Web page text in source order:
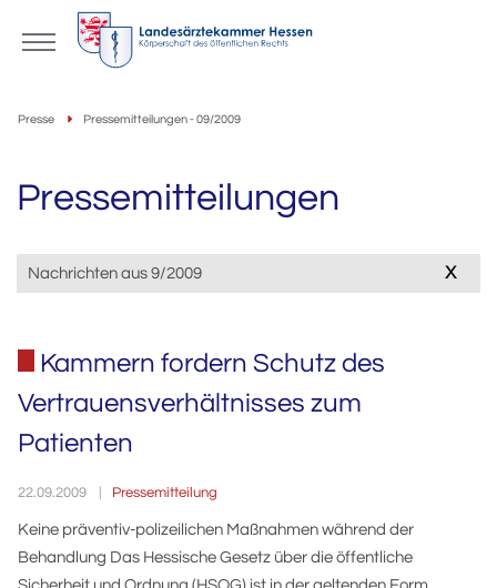
Presse Pressemitteilungen - 09/2009
Pressemitteilungen
Nachrichten aus 9/2009 x
Kammern fordern Schutz des
Vertrauensverhältnisses zum
Patienten
22.09.2009 Pressemitteilung
Keine präventiv-polizeilichen Maßnahmen während der
Behandlung Das Hessische Gesetz über die öffentliche